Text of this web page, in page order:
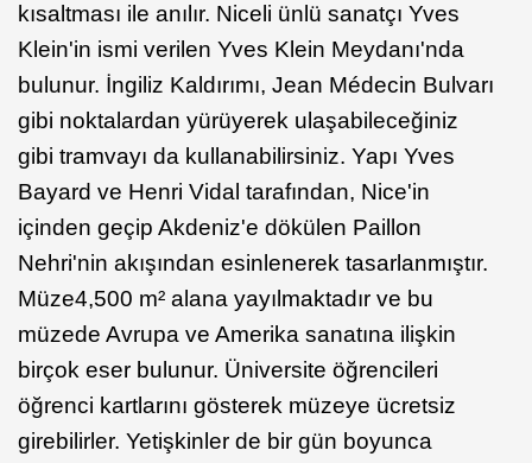
kısaltması ile anılır. Niceli ünlü sanatçı Yves
Klein'in ismi verilen Yves Klein Meydanı'nda
bulunur. İngiliz Kaldırımı, Jean Médecin Bulvarı
gibi noktalardan yürüyerek ulaşabileceğiniz
gibi tramvayı da kullanabilirsiniz. Yapı Yves
Bayard ve Henri Vidal tarafından, Nice'in
içinden geçip Akdeniz'e dökülen Paillon
Nehri'nin akışından esinlenerek tasarlanmıştır.
Müze4,500 m² alana yayılmaktadır ve bu
müzede Avrupa ve Amerika sanatına ilişkin
birçok eser bulunur. Üniversite öğrencileri
öğrenci kartlarını gösterek müzeye ücretsiz
girebilirler. Yetişkinler de bir gün boyunca